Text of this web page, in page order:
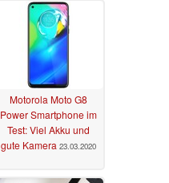
Motorola Moto G8
Power Smartphone im
Test: Viel Akku und
gute Kamera 23.03.2020